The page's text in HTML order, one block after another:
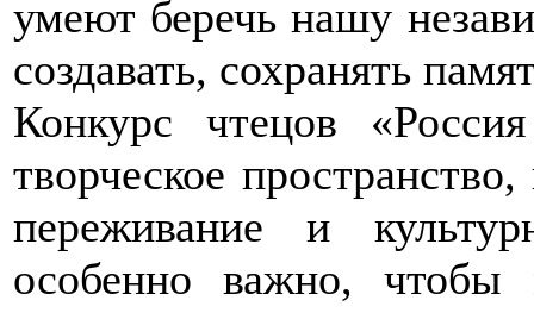
умеют беречь нашу
создавать, сохранять
Конкурс чтецов
творческое
переживание и
особенно важно, чтобы